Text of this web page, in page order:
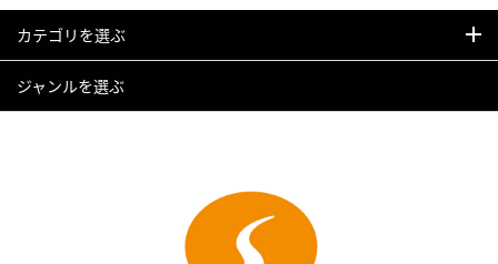
カテゴリを選ぶ
ジャンルを選ぶ